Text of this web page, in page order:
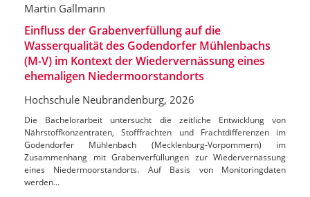
Martin Gallmann
Einfluss der Grabenverfüllung auf die
Wasserqualität des Godendorfer Mühlenbachs
(M-V) im Kontext der Wiedervernässung eines
ehemaligen Niedermoorstandorts
Hochschule Neubrandenburg, 2026
Die Bachelorarbeit untersucht die zeitliche Entwicklung von
Nährstoffkonzentraten, Stofffrachten und Frachtdifferenzen im
Godendorfer Mühlenbach (Mecklenburg-Vorpommern) im
Zusammenhang mit Grabenverfüllungen zur Wiedervernässung
eines Niedermoorstandorts. Auf Basis von Monitoringdaten
werden…